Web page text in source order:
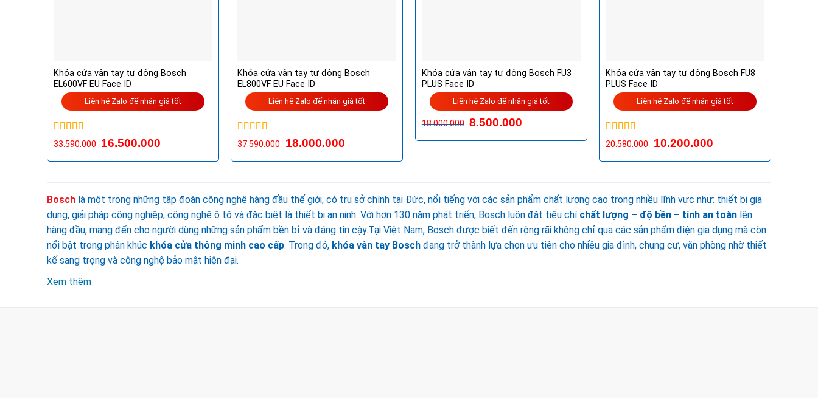
Khóa cửa vân tay tự động Bosch
EL600VF EU Face ID
Liên hệ Zalo để nhận giá tốt
Được xếp
hạng 5.00 5
sao
33.590.000 16.500.000
Khóa cửa vân tay tự động Bosch
EL800VF EU Face ID
Liên hệ Zalo để nhận giá tốt
Được xếp
hạng 5.00 5
sao
37.590.000 18.000.000
Khóa cửa vân tay tự động Bosch FU3
PLUS Face ID
Liên hệ Zalo để nhận giá tốt
18.000.000 8.500.000
Khóa cửa vân tay tự động Bosch FU8
PLUS Face ID
Liên hệ Zalo để nhận giá tốt
Được xếp
hạng 5.00 5
sao
20.580.000 10.200.000
Bosch là một trong những tập đoàn công nghệ hàng đầu thế giới, có trụ sở chính tại Đức, nổi tiếng với các sản phẩm chất lượng cao trong nhiều lĩnh vực như: thiết bị gia
dụng, giải pháp công nghiệp, công nghệ ô tô và đặc biệt là thiết bị an ninh. Với hơn 130 năm phát triển, Bosch luôn đặt tiêu chí chất lượng – độ bền – tính an toàn lên
hàng đầu, mang đến cho người dùng những sản phẩm bền bỉ và đáng tin cậy.Tại Việt Nam, Bosch được biết đến rộng rãi không chỉ qua các sản phẩm điện gia dụng mà còn
nổi bật trong phân khúc khóa cửa thông minh cao cấp. Trong đó, khóa vân tay Bosch đang trở thành lựa chọn ưu tiên cho nhiều gia đình, chung cư, văn phòng nhờ thiết
kế sang trọng và công nghệ bảo mật hiện đại.
Xem thêm